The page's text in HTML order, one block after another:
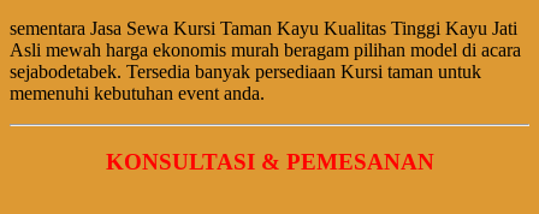
sementara Jasa Sewa Kursi Taman Kayu Kualitas Tinggi Kayu Jati
Asli mewah harga ekonomis murah beragam pilihan model di acara
sejabodetabek. Tersedia banyak persediaan Kursi taman untuk
memenuhi kebutuhan event anda.
KONSULTASI & PEMESANAN